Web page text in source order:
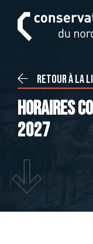
Actualités
Infos pratiques
DE EN
Retour à la
Horaires
2027